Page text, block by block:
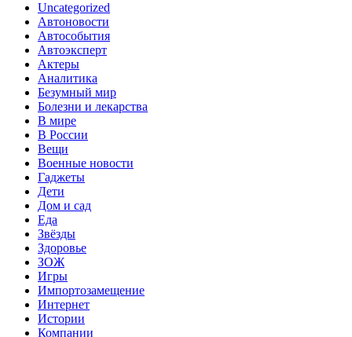
Uncategorized
Автоновости
Автособытия
Автоэксперт
Актеры
Аналитика
Безумный мир
Болезни и лекарства
В мире
В России
Вещи
Военные новости
Гаджеты
Дети
Дом и сад
Еда
Звёзды
Здоровье
ЗОЖ
Игры
Импортозамещение
Интернет
Истории
Компании